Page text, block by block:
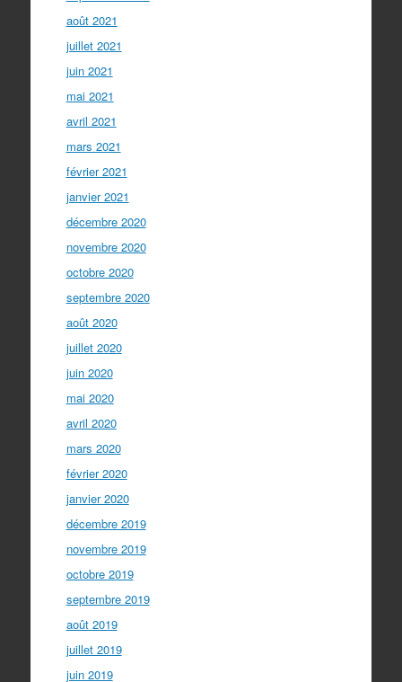
août 2021
juillet 2021
juin 2021
mai 2021
avril 2021
mars 2021
février 2021
janvier 2021
décembre 2020
novembre 2020
octobre 2020
septembre 2020
août 2020
juillet 2020
juin 2020
mai 2020
avril 2020
mars 2020
février 2020
janvier 2020
décembre 2019
novembre 2019
octobre 2019
septembre 2019
août 2019
juillet 2019
juin 2019